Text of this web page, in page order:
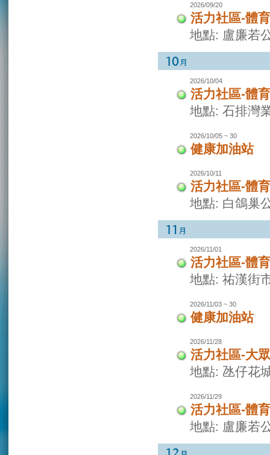
2026/09/20
活力社區-體
地點: 盧廉若
2026/10/04
活力社區-體
地點: 石排灣
2026/10/05 ~ 30
健康加油站
2026/10/11
活力社區-體
地點: 白鴿巢
2026/11/01
活力社區-體
地點: 祐漢街
2026/11/03 ~ 30
健康加油站
2026/11/28
活力社區-大
地點: 氹仔花
2026/11/29
活力社區-體
地點: 盧廉若